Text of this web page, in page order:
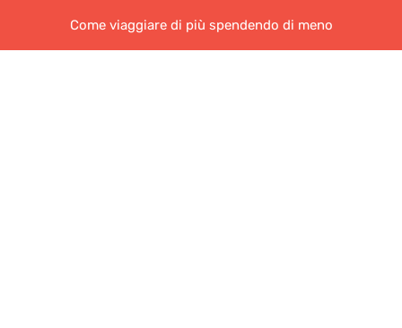
Come viaggiare di più spendendo di meno